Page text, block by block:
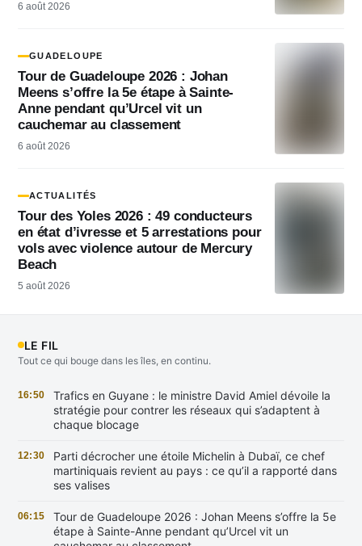
6 août 2026
GUADELOUPE
Tour de Guadeloupe 2026 : Johan
Meens s’offre la 5e étape à Sainte-
Anne pendant qu’Urcel vit un
cauchemar au classement
6 août 2026
ACTUALITÉS
Tour des Yoles 2026 : 49 conducteurs
en état d’ivresse et 5 arrestations pour
vols avec violence autour de Mercury
Beach
5 août 2026
LE FIL
Tout ce qui bouge dans les îles, en continu.
16:50
Trafics en Guyane : le ministre David Amiel dévoile la
stratégie pour contrer les réseaux qui s’adaptent à
chaque blocage
12:30
Parti décrocher une étoile Michelin à Dubaï, ce chef
martiniquais revient au pays : ce qu’il a rapporté dans
ses valises
06:15
Tour de Guadeloupe 2026 : Johan Meens s’offre la 5e
étape à Sainte-Anne pendant qu’Urcel vit un